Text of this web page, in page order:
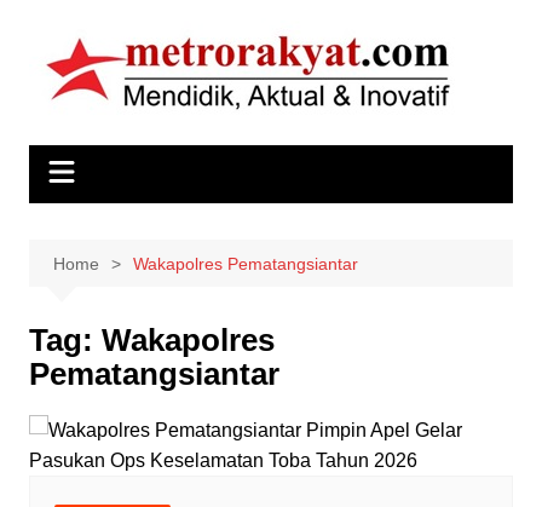
content
Home Wakapolres Pematangsiantar
Tag: Wakapolres
Pematangsiantar